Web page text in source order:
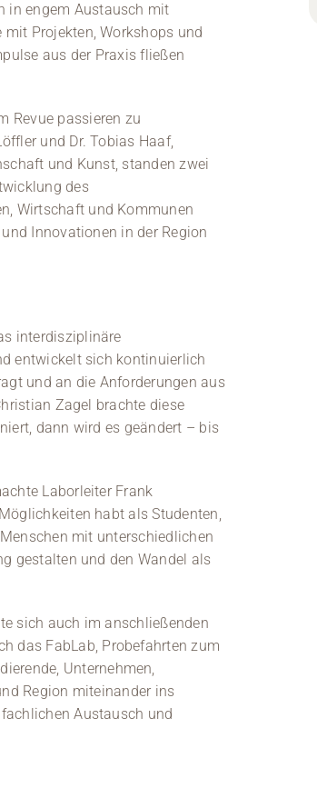
in engem Austausch mit
Projekten, Workshops und
aus der Praxis fließen
Revue passieren zu
und Dr. Tobias Haaf,
und Kunst, standen zwei
des
Wirtschaft und Kommunen
Innovationen in der Region
interdisziplinäre
entwickelt sich kontinuierlich
und an die Anforderungen aus
Zagel brachte diese
dann wird es geändert – bis
Laborleiter Frank
habt als Studenten,
mit unterschiedlichen
gestalten und den Wandel als
sich auch im anschließenden
das FabLab, Probefahrten zum
Unternehmen,
Region miteinander ins
Austausch und